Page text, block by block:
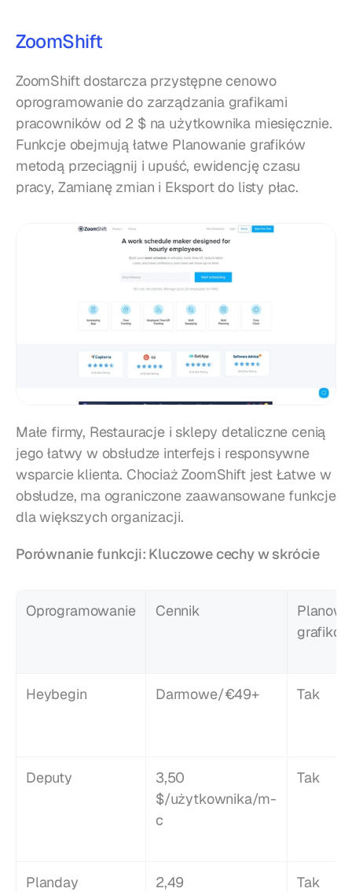
ZoomShift
ZoomShift dostarcza przystępne cenowo
oprogramowanie do zarządzania grafikami
pracowników od 2 $ na użytkownika miesięcznie.
Funkcje obejmują łatwe Planowanie grafików
metodą przeciągnij i upuść, ewidencję czasu
pracy, Zamianę zmian i Eksport do listy płac.
Małe firmy, Restauracje i sklepy detaliczne cenią
jego łatwy w obsłudze interfejs i responsywne
wsparcie klienta. Chociaż ZoomShift jest Łatwe w
obsłudze, ma ograniczone zaawansowane funkcje
dla większych organizacji.
Porównanie funkcji: Kluczowe cechy w skrócie
Oprogramowanie Cennik
grafików
Heybegin Darmowe/€49+ Tak
Deputy
3,50
$/użytkownika/m-
c
Tak
Planday
2,49
Tak